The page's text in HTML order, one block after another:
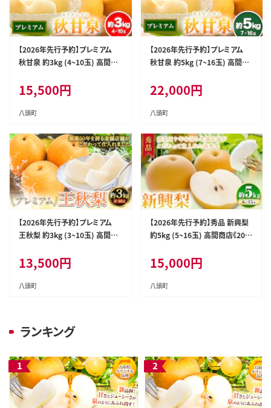
【2026年先行予約】プレミアム
秋甘泉 約3kg (4~10玉) 高間商
出荷》鳥取県 八頭町 梨 なし ナ
シ 果物 フルーツ プレミアム 果
汁 ふるさと納税 秋甘泉梨 果実
-yazu_tkm_104_3---
15,500円
八頭町
【2026年先行予約】プレミアム
秋甘泉 約5kg (7~16玉) 高間商
出荷》鳥取県 八頭町 梨 なし ナ
シ 果物 フルーツ プレミアム 果
汁 ふるさと納税 秋甘泉梨 果実
-yazu_tkm_105_5---
22,000円
八頭町
【2026年先行予約】プレミアム
王秋梨 約3kg (3~10玉) 高間商
月中旬頃出荷》鳥取県 八頭町 梨
なし ナシ 果物 フルーツ 厳選 先
行予約 ふるさと納税 返礼品 国
13,500円
八頭町
【2026年先行予約】秀品 新興梨
約5kg (5~16玉) 高間商店《202
鳥取県 八頭町 八頭 梨 なし ナ
シ 果物 フルーツ 秀品 高間商
店 新興梨 ふるさと納税 甘
15,000円
八頭町
ランキング